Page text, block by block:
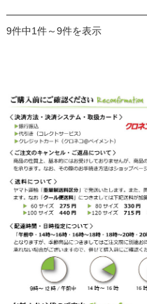
9件中1件～9件を表示